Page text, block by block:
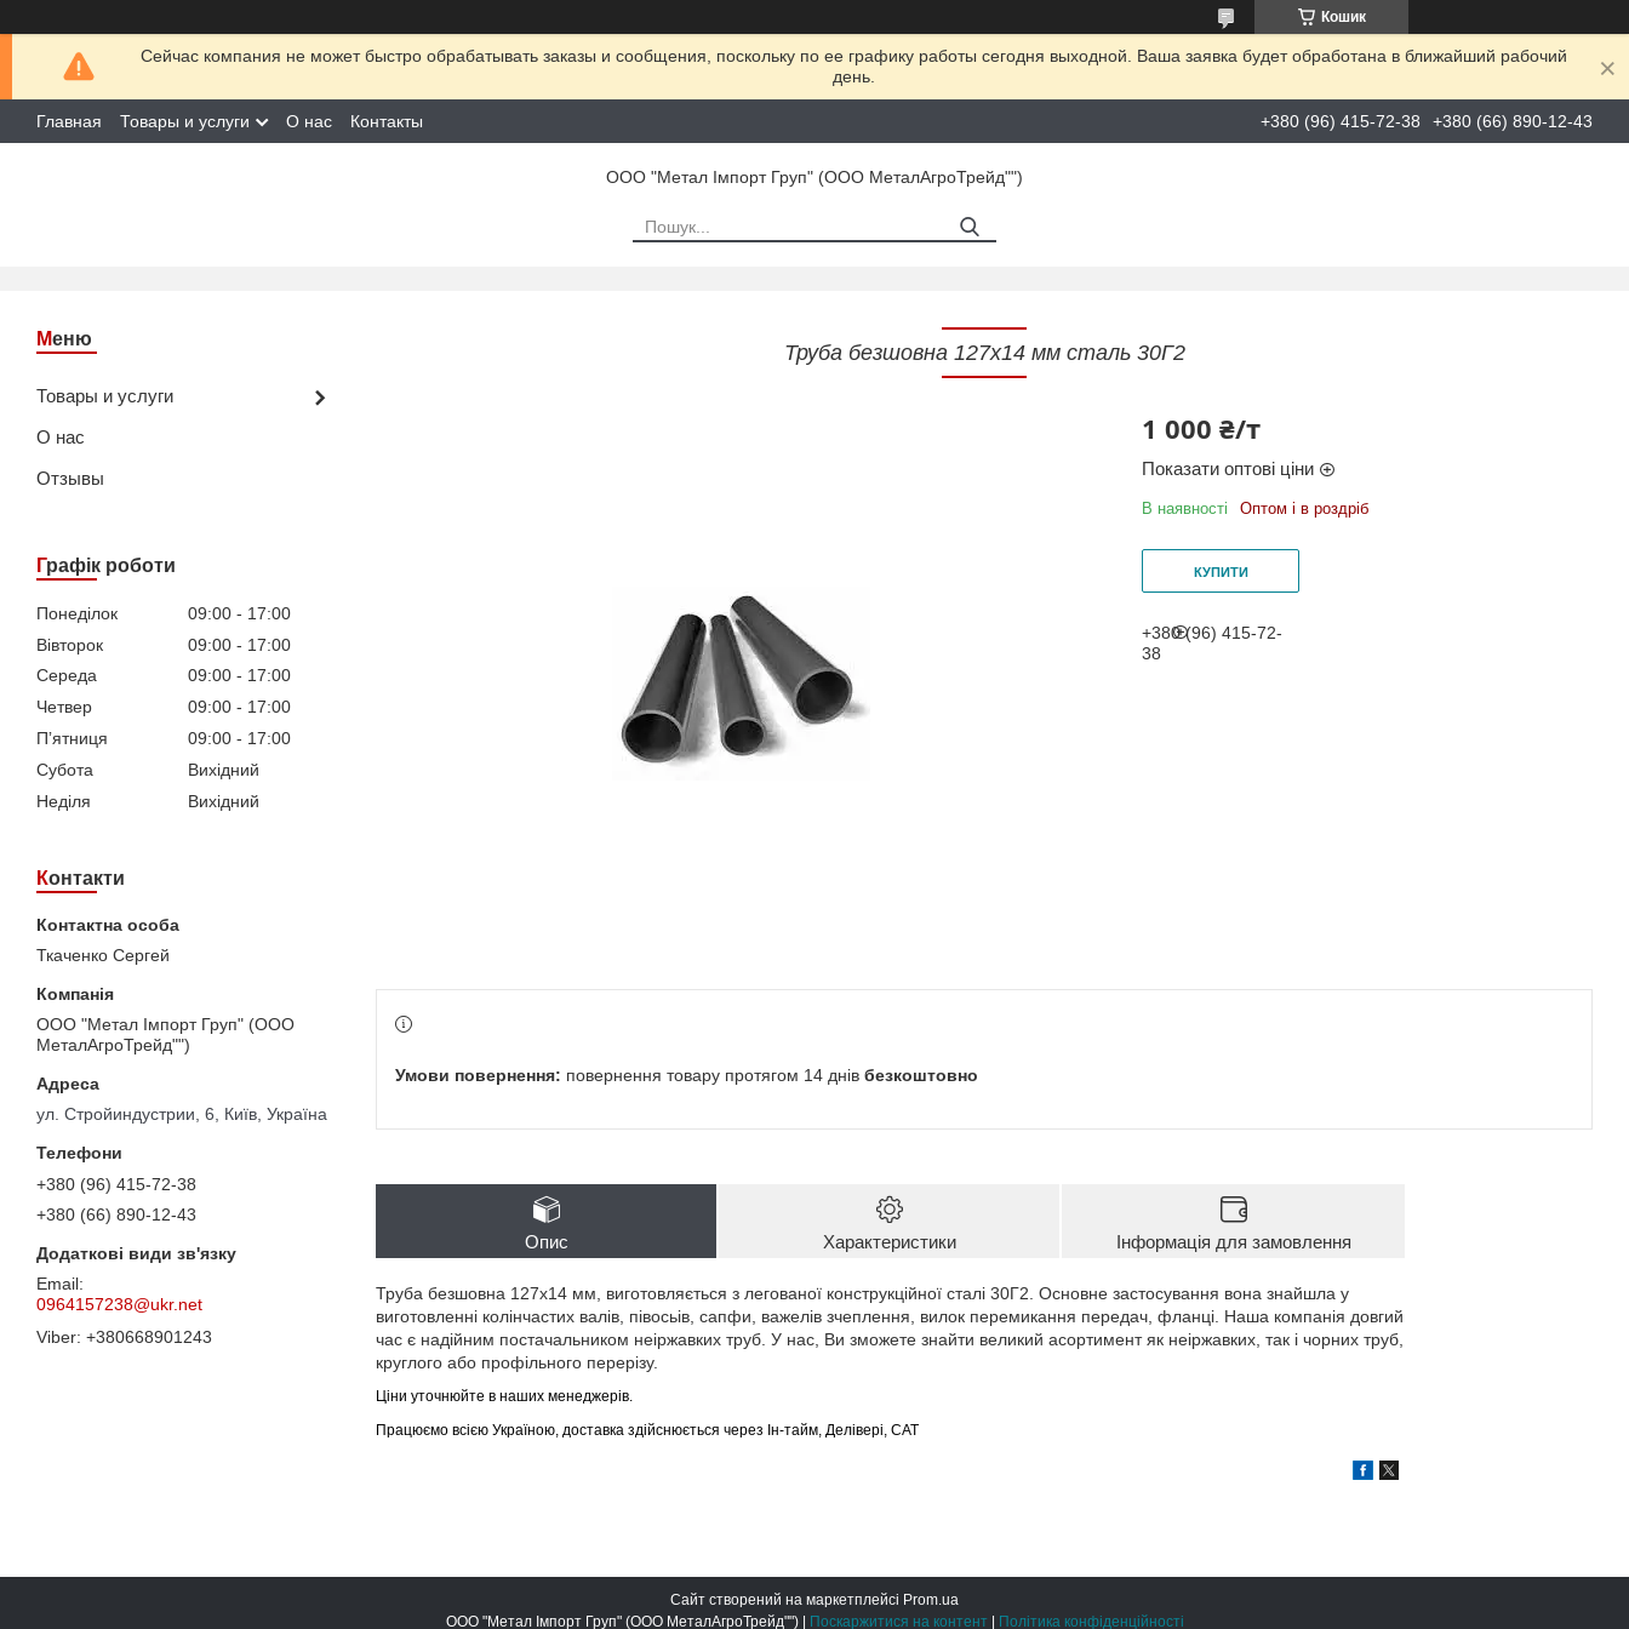
Кошик
Сейчас компания не может быстро обрабатывать заказы и сообщения, поскольку по ее графику работы сегодня выходной. Ваша заявка будет обработана в ближайший рабочий
день.
Главная Товары и услуги О нас Контакты +380 (96) 415-72-38 +380 (66) 890-12-43
ООО "Метал Імпорт Груп" (ООО МеталАгроТрейд"")
Товары и услуги
О нас
Отзывы
Графік роботи
Понеділок 09:00
17:00
Вівторок
09:00
17:00
Середа
09:00
17:00
Четвер
09:00
17:00
Пʼятниця
09:00
17:00
Субота
Вихідний
Неділя
Вихідний
Контакти
Ткаченко Сергей
ООО "Метал Імпорт Груп" (ООО
МеталАгроТрейд"")
ул. Стройиндустрии, 6, Київ, Україна
+380 (96) 415-72-38
+380 (66) 890-12-43
0964157238@ukr.net
+380668901243
Труба безшовна 127х14 мм сталь 30Г2
1 000 ₴/т
Показати оптові ціни
В наявності Оптом і в роздріб
КУПИТИ
+380 (96) 415-72-
38
повернення товару протягом 14 днів безкоштовно
Опис Характеристики Інформація для замовлення
Труба безшовна 127х14 мм, виготовляється з легованої конструкційної сталі 30Г2. Основне застосування вона знайшла у
виготовленні колінчастих валів, півосьів, сапфи, важелів зчеплення, вилок перемикання передач, фланці. Наша компанія довгий
час є надійним постачальником неіржавких труб. У нас, Ви зможете знайти великий асортимент як неіржавких, так і чорних труб,
круглого або профільного перерізу.
Ціни уточнюйте в наших менеджерів.
Працюємо всією Україною, доставка здійснюється через Ін-тайм, Делівері, САТ
Сайт створений на маркетплейсі Prom.ua
Поскаржитися на контент Політика конфіденційності